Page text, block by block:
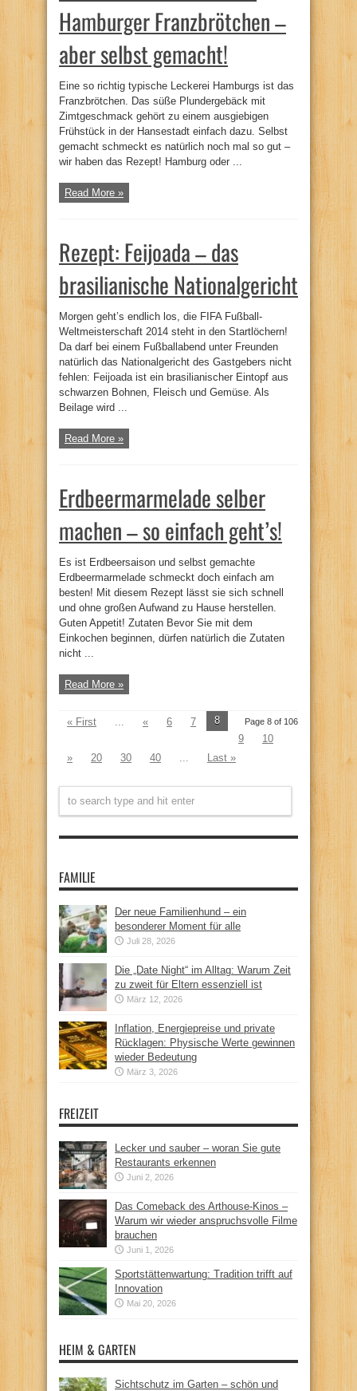
Hamburger Franzbrötchen –
aber selbst gemacht!
Eine so richtig typische Leckerei Hamburgs ist das
Franzbrötchen. Das süße Plundergebäck mit
Zimtgeschmack gehört zu einem ausgiebigen
Frühstück in der Hansestadt einfach dazu. Selbst
gemacht schmeckt es natürlich noch mal so gut –
wir haben das Rezept! Hamburg oder ...
Read More »
Rezept: Feijoada – das
brasilianische Nationalgericht
Morgen geht’s endlich los, die FIFA Fußball-
Weltmeisterschaft 2014 steht in den Startlöchern!
Da darf bei einem Fußballabend unter Freunden
natürlich das Nationalgericht des Gastgebers nicht
fehlen: Feijoada ist ein brasilianischer Eintopf aus
schwarzen Bohnen, Fleisch und Gemüse. Als
Beilage wird ...
Read More »
Erdbeermarmelade selber
machen – so einfach geht’s!
Es ist Erdbeersaison und selbst gemachte
Erdbeermarmelade schmeckt doch einfach am
besten! Mit diesem Rezept lässt sie sich schnell
und ohne großen Aufwand zu Hause herstellen.
Guten Appetit! Zutaten Bevor Sie mit dem
Einkochen beginnen, dürfen natürlich die Zutaten
nicht ...
Read More »
Page 8 of 106
« First « 6 7
8
9
10
»
20 30 40 Last »
FAMILIE
Der neue Familienhund – ein
besonderer Moment für alle
Juli 28, 2026
Die „Date Night“ im Alltag: Warum Zeit
zu zweit für Eltern essenziell ist
März 12, 2026
Inflation, Energiepreise und private
Rücklagen: Physische Werte gewinnen
wieder Bedeutung
März 3, 2026
FREIZEIT
Lecker und sauber – woran Sie gute
Restaurants erkennen
Juni 2, 2026
Das Comeback des Arthouse-Kinos –
Warum wir wieder anspruchsvolle Filme
brauchen
Juni 1, 2026
Sportstättenwartung: Tradition trifft auf
Innovation
Mai 20, 2026
HEIM & GARTEN
Sichtschutz im Garten – schön und